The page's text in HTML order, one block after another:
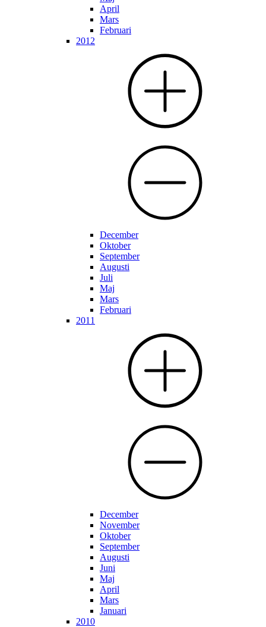
April
Mars
Februari
2012
December
Oktober
September
Augusti
Juli
Maj
Mars
Februari
2011
December
November
Oktober
September
Augusti
Juni
Maj
April
Mars
Januari
2010